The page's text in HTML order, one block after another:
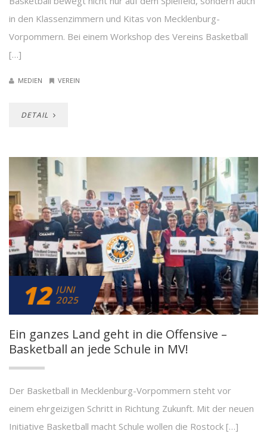
in den Klassenzimmern und Kitas von Mecklenburg-
Vorpommern. Bei einem Workshop des Vereins Basketball
[…]
MEDIEN VEREIN
DETAIL
12 JUNI
2025
Ein ganzes Land geht in die Offensive –
Basketball an jede Schule in MV!
Der Basketball in Mecklenburg-Vorpommern steht vor
einem ehrgeizigen Schritt in Richtung Zukunft. Mit der neuen
Initiative Basketball macht Schule wollen die Rostock […]